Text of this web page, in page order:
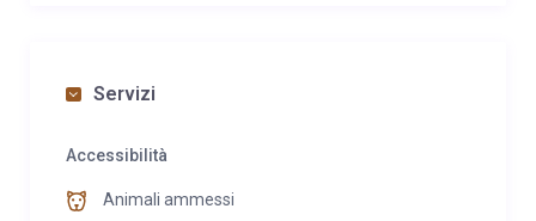
Servizi
Accessibilità
Animali ammessi